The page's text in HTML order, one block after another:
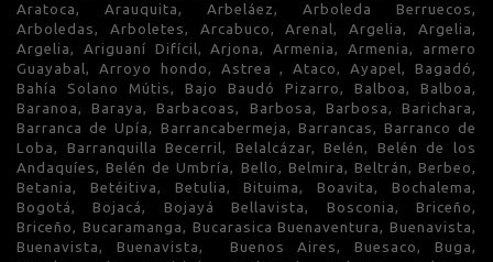
Aratoca, Arauquita, Arbeláez, Arboleda Berruecos,
Arboledas, Arboletes, Arcabuco, Arenal, Argelia, Argelia,
Argelia, Ariguaní Difícil, Arjona, Armenia, Armenia, armero
Guayabal, Arroyo hondo, Astrea , Ataco, Ayapel, Bagadó,
Bahía Solano Mútis, Bajo Baudó Pizarro, Balboa, Balboa,
Baranoa, Baraya, Barbacoas, Barbosa, Barbosa, Barichara,
Barranca de Upía, Barrancabermeja, Barrancas, Barranco de
Loba, Barranquilla Becerril, Belalcázar, Belén, Belén de los
Andaquíes, Belén de Umbría, Bello, Belmira, Beltrán, Berbeo,
Betania, Betéitiva, Betulia, Bituima, Boavita, Bochalema,
Bogotá, Bojacá, Bojayá Bellavista, Bosconia, Briceño,
Briceño, Bucaramanga, Bucarasica Buenaventura, Buenavista,
Buenavista, Buenavista, Buenos Aires, Buesaco, Buga,